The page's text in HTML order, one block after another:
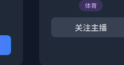
体育
关注主播